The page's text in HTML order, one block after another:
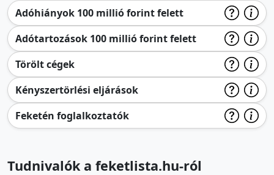
Adóhiányok 100 millió forint felett
Adótartozások 100 millió forint felett
Törölt cégek
Kényszertörlési eljárások
Feketén foglalkoztatók
Tudnivalók a feketlista.hu-ról